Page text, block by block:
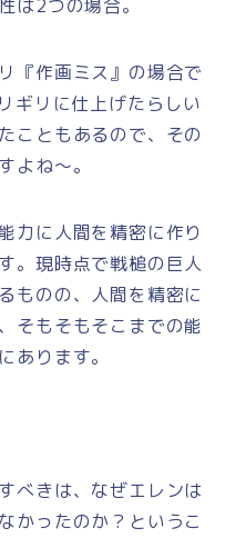
は2つの場合。
『作画ミス』の場合で
ギリに仕上げたらしい
こともあるので、その
よね～。
力に人間を精密に作り
。 現時点で戦槌の巨人
ものの、人間を精密に
そもそもそこまでの能
あります。
べきは、なぜエレンは
かったのか？というこ